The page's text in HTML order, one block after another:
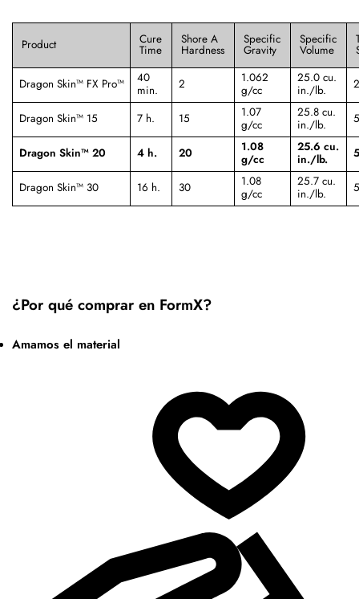
Product Cure
Time
Shore A
Hardness
Specific
Gravity
Specific
Volume
Dragon Skin™ FX Pro™
40
min.
2
1.062
g/cc
25.0 cu.
in./lb.
Dragon Skin™ 15 7 h. 15
1.07
g/cc
25.8 cu.
in./lb.
Dragon Skin™ 20 4 h. 20
1.08
g/cc
25.6 cu.
in./lb.
Dragon Skin™ 30 16 h. 30
1.08
g/cc
25.7 cu.
in./lb.
¿Por qué comprar en FormX?
Amamos el material